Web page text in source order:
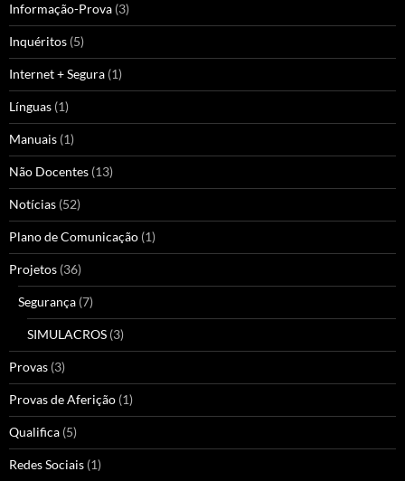
Informação-Prova (3)
Inquéritos (5)
Internet + Segura (1)
Línguas (1)
Manuais (1)
Não Docentes (13)
Notícias (52)
Plano de Comunicação (1)
Projetos (36)
Segurança (7)
SIMULACROS (3)
Provas (3)
Provas de Aferição (1)
Qualifica (5)
Redes Sociais (1)